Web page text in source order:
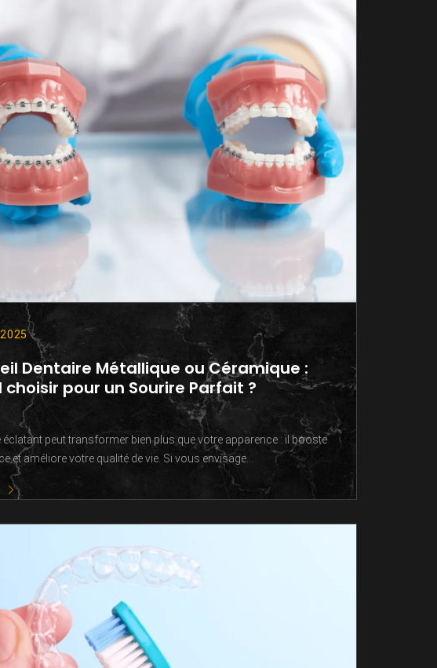
Dentaire Métallique ou Céramique :
choisir pour un Sourire Parfait ?
éclatant peut transformer bien plus que votre apparence : il booste
et améliore votre qualité de vie. Si vous envisage...